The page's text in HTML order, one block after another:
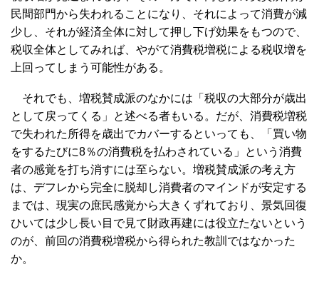
民間部門から失われることになり、それによって消費が減
少し、それが経済全体に対して押し下げ効果をもつので、
税収全体としてみれば、やがて消費税増税による税収増を
上回ってしまう可能性がある。
それでも、増税賛成派のなかには「税収の大部分が歳出
として戻ってくる」と述べる者もいる。だが、消費税増税
で失われた所得を歳出でカバーするといっても、「買い物
をするたびに8％の消費税を払わされている」という消費
者の感覚を打ち消すには至らない。増税賛成派の考え方
は、デフレから完全に脱却し消費者のマインドが安定する
までは、現実の庶民感覚から大きくずれており、景気回復
ひいては少し長い目で見て財政再建には役立たないという
のが、前回の消費税増税から得られた教訓ではなかった
か。